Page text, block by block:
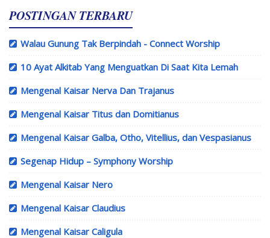
POSTINGAN TERBARU
Walau Gunung Tak Berpindah - Connect Worship
10 Ayat Alkitab Yang Menguatkan Di Saat Kita Lemah
Mengenal Kaisar Nerva Dan Trajanus
Mengenal Kaisar Titus dan Domitianus
Mengenal Kaisar Galba, Otho, Vitellius, dan Vespasianus
Segenap Hidup – Symphony Worship
Mengenal Kaisar Nero
Mengenal Kaisar Claudius
Mengenal Kaisar Caligula